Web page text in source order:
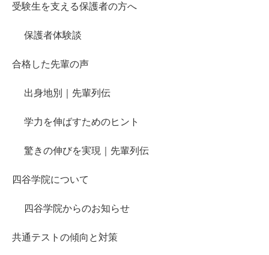
受験生を支える保護者の方へ
保護者体験談
合格した先輩の声
出身地別｜先輩列伝
学力を伸ばすためのヒント
驚きの伸びを実現｜先輩列伝
四谷学院について
四谷学院からのお知らせ
共通テストの傾向と対策